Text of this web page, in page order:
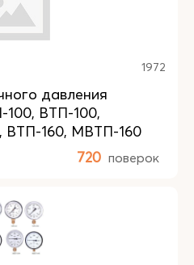
1972
давления
ВТП-100,
160, МВТП-160
720 поверок